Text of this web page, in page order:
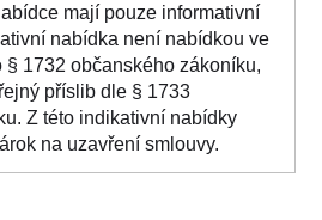
mají pouze informativní
nabídka není nabídkou ve
§ 1732 občanského zákoníku,
příslib dle § 1733
Z této indikativní nabídky
na uzavření smlouvy.